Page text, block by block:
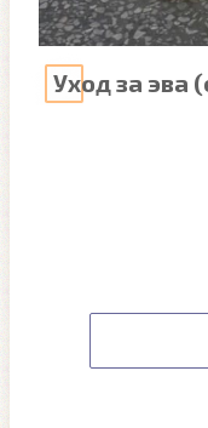
Уход за эва